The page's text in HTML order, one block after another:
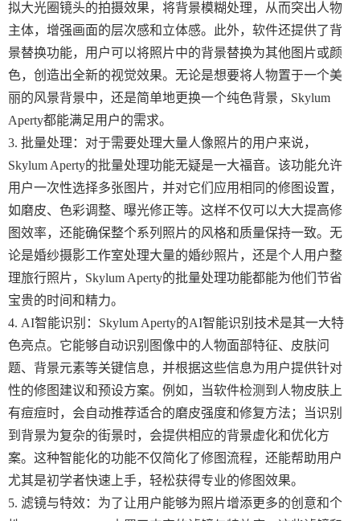
拟大光圈镜头的拍摄效果，将背景模糊处理，从而突出人物
主体，增强画面的层次感和立体感。此外，软件还提供了背
景替换功能，用户可以将照片中的背景替换为其他图片或颜
色，创造出全新的视觉效果。无论是想要将人物置于一个美
丽的风景背景中，还是简单地更换一个纯色背景，Skylum
Aperty都能满足用户的需求。
3. 批量处理：对于需要处理大量人像照片的用户来说，
Skylum Aperty的批量处理功能无疑是一大福音。该功能允许
用户一次性选择多张图片，并对它们应用相同的修图设置，
如磨皮、色彩调整、曝光修正等。这样不仅可以大大提高修
图效率，还能确保整个系列照片的风格和质量保持一致。无
论是婚纱摄影工作室处理大量的婚纱照片，还是个人用户整
理旅行照片，Skylum Aperty的批量处理功能都能为他们节省
宝贵的时间和精力。
4. AI智能识别：Skylum Aperty的AI智能识别技术是其一大特
色亮点。它能够自动识别图像中的人物面部特征、皮肤问
题、背景元素等关键信息，并根据这些信息为用户提供针对
性的修图建议和预设方案。例如，当软件检测到人物皮肤上
有痘痘时，会自动推荐适合的磨皮强度和修复方法；当识别
到背景为复杂的街景时，会提供相应的背景虚化和优化方
案。这种智能化的功能不仅简化了修图流程，还能帮助用户
尤其是初学者快速上手，轻松获得专业的修图效果。
5. 滤镜与特效：为了让用户能够为照片增添更多的创意和个